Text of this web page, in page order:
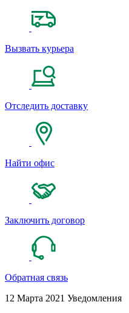
Вызвать курьера
Отследить доставку
Найти офис
Заключить договор
Обратная связь
12 Марта 2021 Уведомления